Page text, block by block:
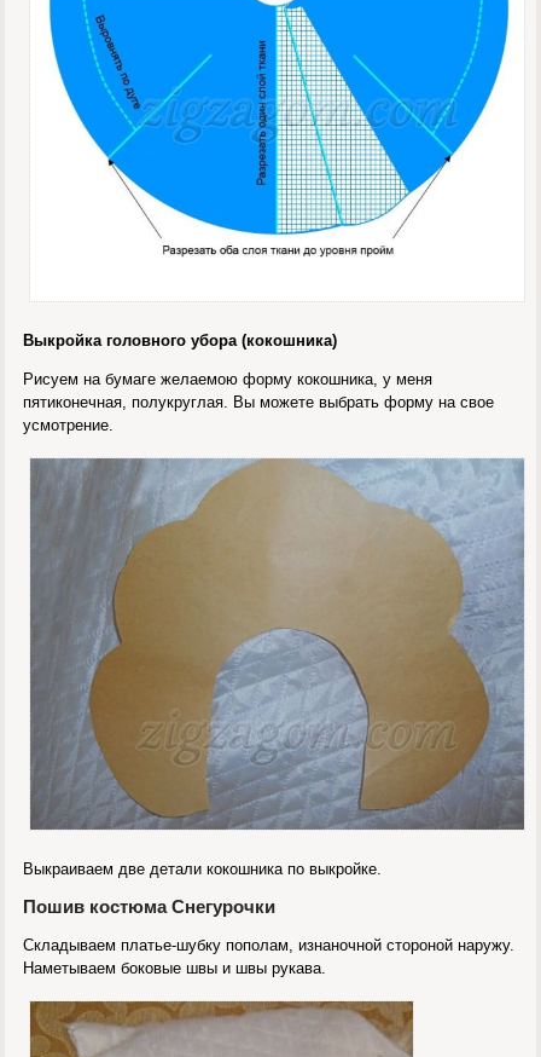
Выкройка головного убора (кокошника)
Рисуем на бумаге желаемою форму кокошника, у меня
пятиконечная, полукруглая. Вы можете выбрать форму на свое
усмотрение.
Выкраиваем две детали кокошника по выкройке.
Пошив костюма Снегурочки
Складываем платье-шубку пополам, изнаночной стороной наружу.
Наметываем боковые швы и швы рукава.